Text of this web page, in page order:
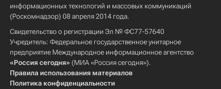
информационных технологий и массовых коммуникаций
(Роскомнадзор) 08 апреля 2014 года.
Свидетельство о регистрации Эл № ФС77-57640
Учредитель: Федеральное государственное унитарное
предприятие Международное информационное агентство
«Россия сегодня» (МИА «Россия сегодня»).
Правила использования материалов
Политика конфиденциальности